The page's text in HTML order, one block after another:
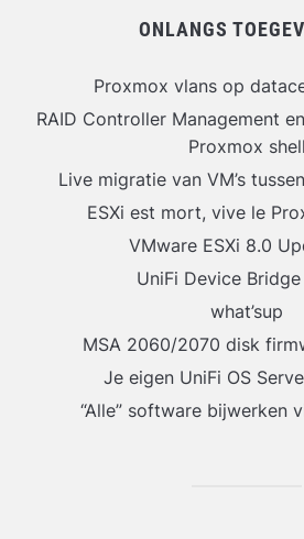
ONLANGS
Proxmox vlans op
RAID Controller Management
Proxmox shell
Live migratie van VM’s
ESXi est mort, vive le
VMware ESXi 8.0
UniFi Device Bridge
what’sup
MSA 2060/2070 disk
Je eigen UniFi OS
“Alle” software bijwerken